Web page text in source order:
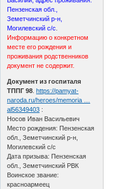
Пензенская обл.,
Земетчинский р-н,
Могилевский с/с
Информацию о конкретном
месте его рождения и
проживания родственников
документ не содержит.
Документ из госпиталя
ТППГ 98 .https://pamyat-
naroda.ru/heroes/memoria …
al56349403 :
Носов Иван Васильевич
Место рождения: Пензенская
обл., Земетчинский р-н,
Могилевский с/с
Дата призыва: Пензенская
обл., Земетчинский РВК
Воинское звание:
красноармеец